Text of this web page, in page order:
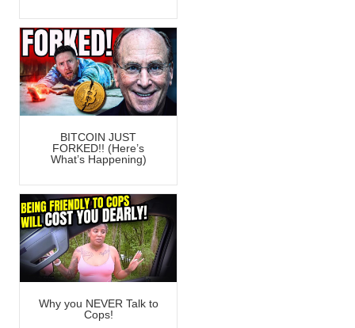
BITCOIN JUST
FORKED!! (Here’s
What’s Happening)
Why you NEVER Talk to
Cops!